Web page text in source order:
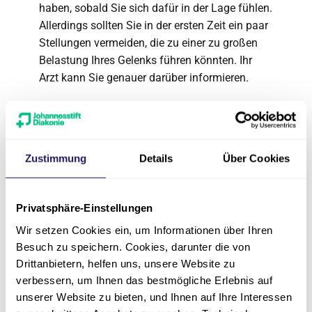
Zustimmung Details Über Cookies
Privatsphäre-Einstellungen
Wir setzen Cookies ein, um Informationen über Ihren
Besuch zu speichern. Cookies, darunter die von
Drittanbietern, helfen uns, unsere Website zu
verbessern, um Ihnen das bestmögliche Erlebnis auf
unserer Website zu bieten, und Ihnen auf Ihre Interessen
haben, sobald Sie sich dafür in der Lage fühlen.
Allerdings sollten Sie in der ersten Zeit ein paar
Stellungen vermeiden, die zu einer zu großen
Belastung Ihres Gelenks führen könnten. Ihr
Arzt kann Sie genauer darüber informieren.
Kontrolluntersuchungen statt?
mehrere Kontrolluntersuchung statt. Später
kann die Anzahl auf einmal pro Jahr oder nur
Das für Sie beste Intervall wird Ihr Arzt
bestimmen. Mithilfe der
Kontrolluntersuchungen kann Ihr Arzt mögliche
Komplikationen frühzeitig erkennen.
Schlagen Metalldetektoren aufgrund meiner
Endoprothese an?